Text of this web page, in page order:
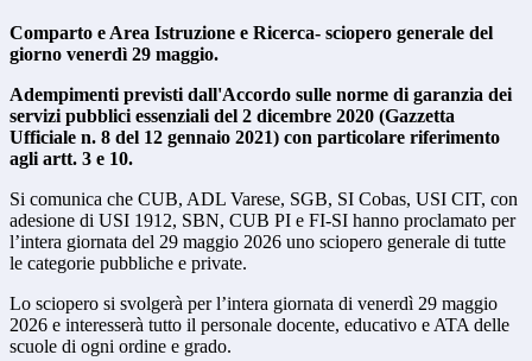
Comparto e Area Istruzione e Ricerca- sciopero generale del
giorno venerdì 29 maggio.
Adempimenti previsti dall'Accordo sulle norme di garanzia dei
servizi pubblici essenziali del 2 dicembre 2020 (Gazzetta
Ufficiale n. 8 del 12 gennaio 2021) con particolare riferimento
agli artt. 3 e 10.
Si comunica che CUB, ADL Varese, SGB, SI Cobas, USI CIT, con
adesione di USI 1912, SBN, CUB PI e FI-SI hanno proclamato per
l’intera giornata del 29 maggio 2026 uno sciopero generale di tutte
le categorie pubbliche e private.
Lo sciopero si svolgerà per l’intera giornata di venerdì 29 maggio
2026 e interesserà tutto il personale docente, educativo e ATA delle
scuole di ogni ordine e grado.